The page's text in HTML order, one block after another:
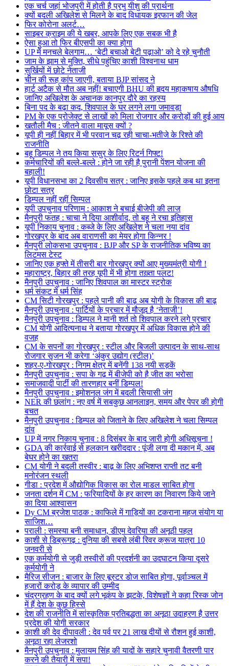
एक चर्च जहां भोजपुरी में होती है प्रभु यीशु की प्रार्थना
क्यों बदली अखिलेश से मिलने के बाद विधायक इरफान की जेल
फिर कोरोना अलर्ट…
साइबर क्राइम की ये खबर, आपके लिए एक सबक भी है
ऐसा हुआ तो फिर बीएसपी का क्या होगा
UP में मनचले बेलगाम… ‘बेटी बचाओ बेटी पढ़ाओ’ को दे रहे चुनौती
जाम के झाम से मुक्ति, सीधे पहुंचिए काशी विश्वनाथ धाम
सुर्खियों में छोटे नेताजी
चीन की रूह कांप जाएगी, बताया BJP सांसद ने
हार्ट अटैक से मौत अब नहीं! बचाएगी BHU की हृदय महाकषाय औषधि
जानिए अखिलेश के अचानक कानपुर दौरे का रहस्य
बिना पद के बढ़ा कद, शिवपाल के घर लगने लगा जमावड़ा
PM के एक प्रोजेक्ट से लाखों को मिला रोजगार और करोड़ों की हुई आय
खतौली मैच : जीतने वाला मायूस क्यों ?
यूपी ही नहीं बिहार में भी परवान चढ़ रही चाचा-भतीजे के रिश्ते की
राजनीति
बहू डिम्पल ने तय किया ससुर के लिए रिटर्न गिफ्ट!
कर्मचारियों की बल्ले-बल्ले : होने जा रही है पुरानी पेंशन योजना की
बहाली!
यूपी विधानसभा का 2 दिवसीय सत्र : जानिए इसके पहले कब था इतना
छोटा सत्र
डिम्पल नहीं रहीं सिम्पल
यूपी उपचुनाव परिणाम : आकाश ने बचाई बीजेपी की लाज
मैनपुरी फतह : चाचा ने दिया आशीर्वाद, तो बहू ने रचा इतिहास
यूपी निकाय चुनाव : कब्जे के लिए अखिलेश ने चला नया दांव
गोरखपुर के बाद अब वाराणसी का मेयर होगा किन्नर !
मैनपुरी लोकसभा उपचुनाव : BJP और SP के राजनीतिक भविष्य का
लिटमस टेस्ट
जानिए एक हफ्ते में तीसरी बार गोरखपुर क्यों आए मुख्यमंत्री योगी !
महाराष्ट्र, बिहार की तरह यूपी में भी होगा तख़्ता पलट!
मैनपुरी उपचुनाव : जानिए शिवपाल का मास्टर स्ट्रोक
धर्म संकट में धर्म सिंह
CM सिटी गोरखपुर : पहले पानी की बाढ़ अब योगी के विकास की बाढ़
मैनपुरी उपचुनाव : पार्टियों के प्रचार में मौजूद है ‘नेताजी’!
मैनपुरी उपचुनाव : डिम्पल ने मानी शर्त तो शिवपाल करने लगे प्रचार
CM योगी आदित्यनाथ ने बताया गोरखपुर में अधिक विकास होने की
वजह
CM के सपनों का गोरखपुर : स्टील और बिजली उत्पादन के साथ-साथ
रोजगार सृजन भी करेगा ‘अंकुर उद्योग (स्टील)’
शहर-ए-गोरखपुर : निगम क्षेत्र में बनेंगी 138 नयी सड़कें
मैनपुरी उपचुनाव : सपा के गढ़ में बीजेपी को है जीत का भरोसा
समाजवादी पार्टी की तारणहार बनीं डिम्पल!
मैनपुरी उपचुनाव : इमोशनल जंग में बदली सियासी जंग
NER की छलांग : नए वर्ष में सबकुछ आनलाइन, समय और पेपर की होगी
बचत
मैनपुरी उपचुनाव : डिम्पल को जिताने के लिए अखिलेश ने चला सिम्पल
दांव
UP में नगर निकाय चुनाव : 8 दिसंबर के बाद जारी होगी अधिसूचना !
GDA की कार्रवाई से हलकान खरीददार : पूंजी लगा दी मकान में, अब
बेघर होने का खतरा
CM योगी ने बदली तस्वीर : बाढ़ के लिए अभिशप्त राप्ती तट बनी
मनोरंजन स्थली
गीडा : प्रदेश में औद्योगिक विकास का रोल माडल साबित होगा
जनता दर्शन में CM : फरियादियों के हर कारण का निवारण किये जाने
का दिया आश्वासन
Dy CM ब्रजेश पाठक : काफिले में गाड़ियों का टकराना महज संयोग या
साजिश…
पराली : समस्या बनी समाधान, डीएम देवरिया की अनूठी पहल
काशी से डिब्रूगढ़ : दुनिया की सबसे लंबी रिवर क्रूज यात्रा 10
जनवरी से
एक कर्मयोगी से जुड़ी तस्वीरों की प्रदर्शनी का उदघाटन किया दूसरे
कर्मयोगी ने
मैरिज सीजन : बाजार के लिए बूस्टर डोज साबित होगा, पूर्वाञ्चल में
हजारों करोड़ के व्यापार की उम्मीद
चंद्रग्रहण के बाद क्यों लगे भूकंप के झटके, विशेषज्ञों ने कहा रिस्क जोन
में हैं देश के कुछ हिस्से
देश की राजनीति में सांस्कृतिक प्रतिबद्धता का अनूठा उदाहरण है उत्तर
प्रदेश की योगी सरकार
काशी की देव दीपावली : देव पर्व पर 21 लाख दीयों से रौशन हुई काशी,
अनूठा रहा लेजरशो
मैनपुरी उपचुनाव : मुलायम सिंह की यादों के सहारे चुनावी वैतरणी पार
करने की तैयारी में सपा!